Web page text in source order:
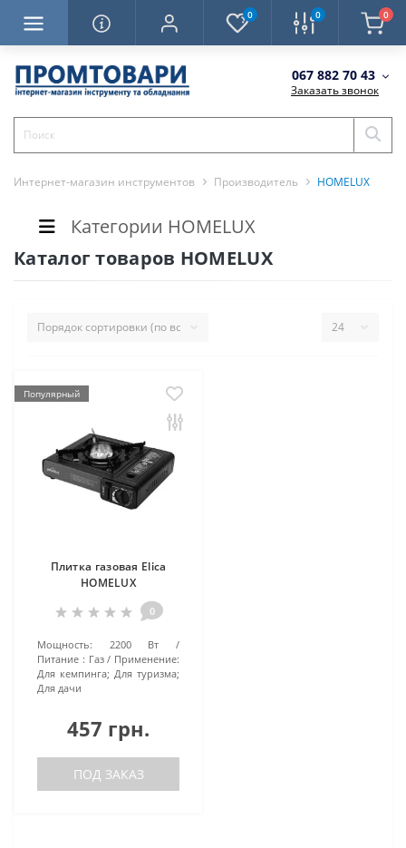
0 0 0
067 882 70 43
Заказать звонок
Интернет-магазин инструментов Производитель HOMELUX
Категории HOMELUX
Каталог товаров HOMELUX
Популярный
Плитка газовая Elica
HOMELUX
0
Мощность:
2200 Вт
Питание : Газ
Применение:
Для кемпинга; Для туризма;
Для дачи
457 грн.
ПОД ЗАКАЗ